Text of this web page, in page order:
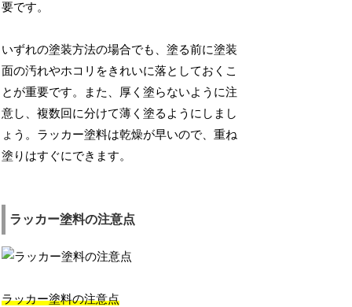
要です。
いずれの塗装方法の場合でも、塗る前に塗装
面の汚れやホコリをきれいに落としておくこ
とが重要です。また、厚く塗らないように注
意し、複数回に分けて薄く塗るようにしまし
ょう。ラッカー塗料は乾燥が早いので、重ね
塗りはすぐにできます。
ラッカー塗料の注意点
ラッカー塗料の注意点